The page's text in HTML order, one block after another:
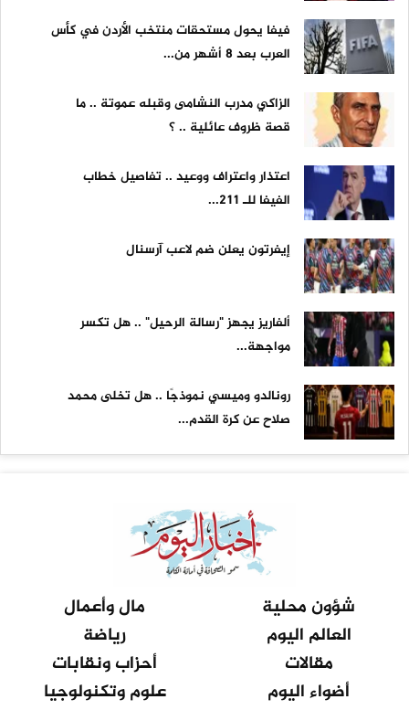
فيفا يحول مستحقات منتخب الأردن في كأس
العرب بعد 8 أشهر من...
الزاكي مدرب النشامى وقبله عموتة .. ما
قصة ظروف عائلية .. ؟
اعتذار واعتراف ووعيد .. تفاصيل خطاب
الفيفا للـ 211...
إيفرتون يعلن ضم لاعب آرسنال
ألفاريز يجهز "رسالة الرحيل" .. هل تكسر
مواجهة...
رونالدو وميسي نموذجًا .. هل تخلى محمد
صلاح عن كرة القدم...
شؤون محلية
مال وأعمال
العالم اليوم
رياضة
مقالات
أحزاب ونقابات
أضواء اليوم
علوم وتكنولوجيا